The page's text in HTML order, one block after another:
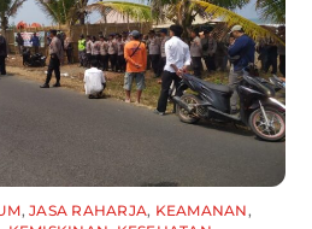
,JASA RAHARJA, KEAMANAN,